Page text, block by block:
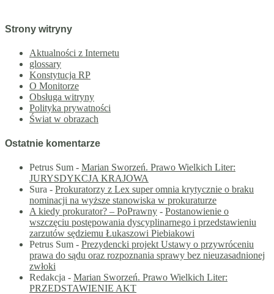
Strony witryny
Aktualności z Internetu
glossary
Konstytucja RP
O Monitorze
Obsługa witryny
Polityka prywatności
Świat w obrazach
Ostatnie komentarze
Petrus Sum - Marian Sworzeń. Prawo Wielkich Liter:
JURYSDYKCJA KRAJOWA
Sura - Prokuratorzy z Lex super omnia krytycznie o braku
nominacji na wyższe stanowiska w prokuraturze
A kiedy prokurator? – PoPrawny - Postanowienie o
wszczęciu postępowania dyscyplinarnego i przedstawieniu
zarzutów sędziemu Łukaszowi Piebiakowi
Petrus Sum - Prezydencki projekt Ustawy o przywróceniu
prawa do sądu oraz rozpoznania sprawy bez nieuzasadnionej
zwłoki
Redakcja - Marian Sworzeń. Prawo Wielkich Liter:
PRZEDSTAWIENIE AKT